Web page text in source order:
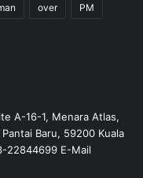
over PM
A-16-1, Menara Atlas,
Baru, 59200 Kuala
22844699 E-Mail